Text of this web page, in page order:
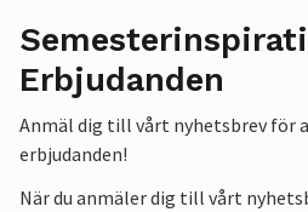
Erbjudanden
Anmäl dig till vårt nyhetsbrev för
erbjudanden!
När du anmäler dig till vårt